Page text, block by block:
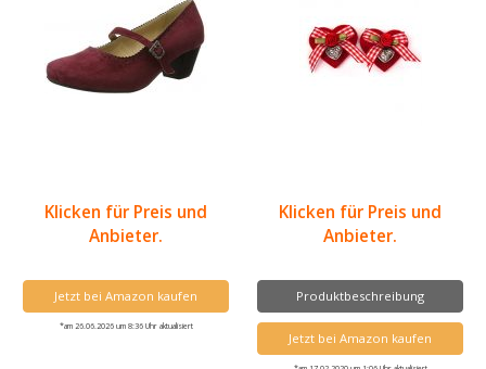
Klicken für Preis und
Anbieter.
Jetzt bei Amazon kaufen
*am 26.06.2026 um 8:36 Uhr aktualisiert
Klicken für Preis und
Anbieter.
Produktbeschreibung
Jetzt bei Amazon kaufen